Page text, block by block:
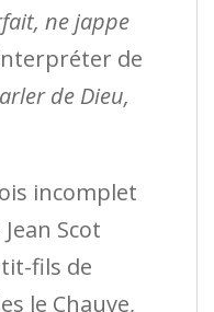
ne jappe
de
de Dieu,
incomplet
Scot
fils de
le Chauve,